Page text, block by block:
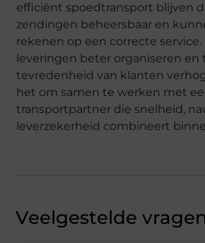
efficiënt spoedtransport blijven
zendingen beheersbaar en
rekenen op een correcte service.
leveringen beter organiseren en
tevredenheid van klanten
het om samen te werken met
transportpartner die snelheid,
leverzekerheid combineert
Veelgestelde